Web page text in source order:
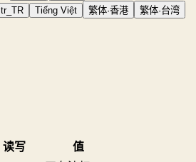
tr_TR Tiếng Việt 繁体·香港 繁体·台湾
读写 值